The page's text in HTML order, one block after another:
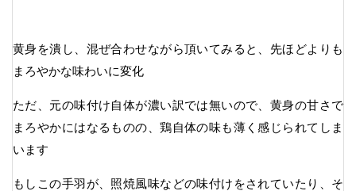
黄身を潰し、混ぜ合わせながら頂いてみると、先ほどよりも
まろやかな味わいに変化
ただ、元の味付け自体が濃い訳では無いので、黄身の甘さで
まろやかにはなるものの、鶏自体の味も薄く感じられてしま
います
もしこの手羽が、照焼風味などの味付けをされていたり、そ